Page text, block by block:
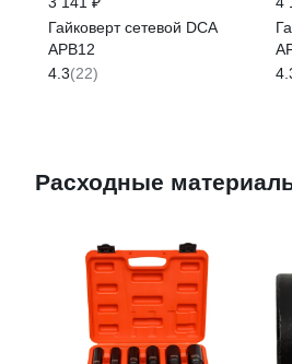
Гайковерт сетевой DCA
APB12
4.3(22)
Расходные